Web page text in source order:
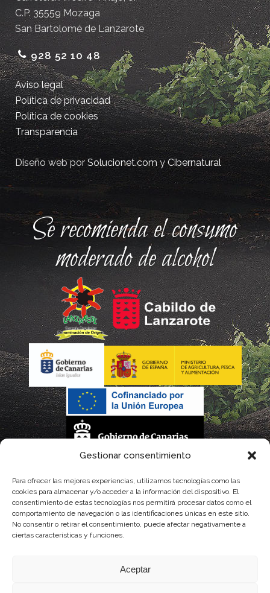
Gestionar consentimiento
Para ofrecer las mejores experiencias, utilizamos tecnologías como las
cookies para almacenar y/o acceder a la información del dispositivo. El
consentimiento de estas tecnologías nos permitirá procesar datos como el
comportamiento de navegación o las identificaciones únicas en este sitio.
No consentir o retirar el consentimiento, puede afectar negativamente a
ciertas características y funciones.
Aceptar
C.P. 35559 Mozaga
San Bartolomé de Lanzarote
928 52 10 48
Aviso legal
Política de privacidad
Política de cookies
Transparencia
Diseño web porSolucionet.comyCibernatural
Se recomienda el consumo
moderado de alcohol
parcialmente, por el Gobierno de Canarias
con fondos provenientes del presupuesto de gastos del Instituto Canario de
Calidad Agroalimentaria